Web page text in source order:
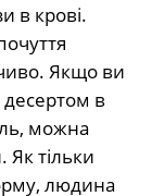
в крові.
Якщо ви
в
можна
тільки
людина